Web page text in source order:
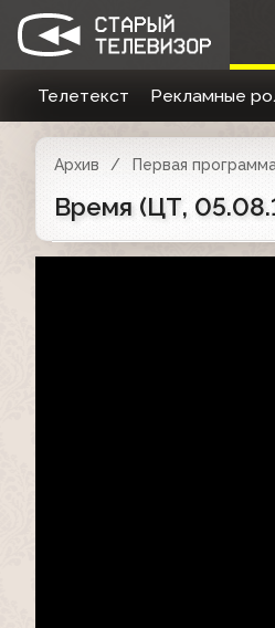
Телетекст Рекламные
Архив Первая
Время (ЦТ,